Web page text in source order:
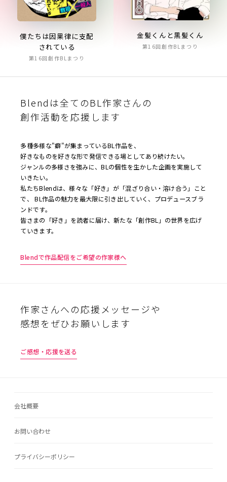
僕たちは因果律に支配
されている
第16回創作BLまつり
金髪くんと黒髪くん
第16回創作BLまつり
Blendは全てのBL作家さんの
創作活動を応援します
多種多様な"癖"が集まっているBL作品を、
好きなものを好きな形で発信できる場としてあり続けたい。
ジャンルの多様さを強みに、BLの個性を生かした企画を実施して
いきたい。
私たちBlendは、様々な「好き」が「混ざり合い・溶け合う」こと
で、 BL作品の魅力を最大限に引き出していく、プロデュースブラ
ンドです。
皆さまの「好き」を読者に届け、新たな「創作BL」の世界を広げ
ていきます。
Blendで作品配信をご希望の作家様へ
作家さんへの応援メッセージや
感想をぜひお願いします
ご感想・応援を送る
会社概要
お問い合わせ
プライバシーポリシー